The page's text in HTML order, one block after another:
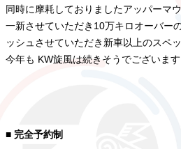
同時に摩耗しておりましたアッパーマ
一新させていただき10万キロオーバー
ッシュさせていただき新車以上のスペ
今年も KW旋風は続きそうでございます
■ 完全予約制